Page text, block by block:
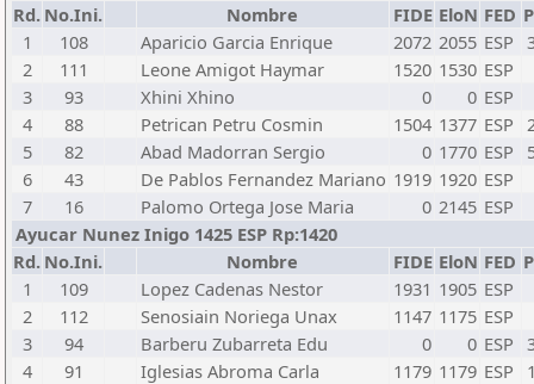
Rd. No.Ini. Nombre FIDE EloN FED
1
108 Aparicio Garcia Enrique 2072 2055 ESP
2
111 Leone Amigot Haymar 1520 1530 ESP
3
93 Xhini Xhino 0 0 ESP
4
88 Petrican Petru Cosmin 1504 1377 ESP
5
82 Abad Madorran Sergio 0 1770 ESP
6
43 De Pablos Fernandez Mariano 1919 1920 ESP
7
16 Palomo Ortega Jose Maria 0 2145 ESP
Ayucar Nunez Inigo 1425 ESP Rp:1420
Rd. No.Ini. Nombre FIDE EloN FED
1
109 Lopez Cadenas Nestor 1931 1905 ESP
2
112 Senosiain Noriega Unax 1147 1175 ESP
3
94 Barberu Zubarreta Edu 0 0 ESP
4
91 Iglesias Abroma Carla 1179 1179 ESP